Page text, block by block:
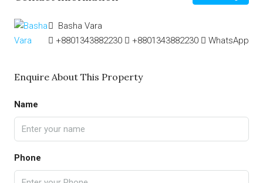
Basha Vara
+8801343882230
+8801343882230 WhatsApp
Enquire About This Property
Name
Phone